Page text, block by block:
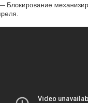
Блокирование